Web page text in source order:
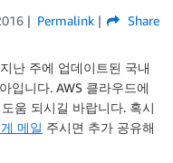
Permalink Share
난 주에 업데이트된 국내
입니다. AWS 클라우드에
움 되시길 바랍니다. 혹시
메일 주시면 추가 공유해